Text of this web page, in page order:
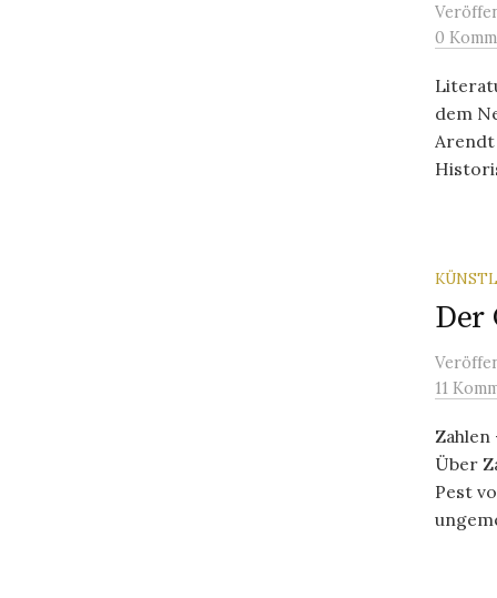
0
dem
Arendt
Der
11
Zahlen
Über
Pest